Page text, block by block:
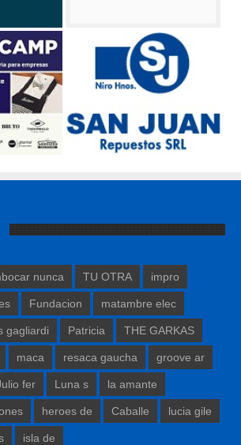
nunca TU OTRA impro
Fundacion matambre elec
gagliardi Patricia THE GARKAS
maca resaca gaucha groove ar
fer Luna s la amante
heroes de Caballe lucia gile
isla de